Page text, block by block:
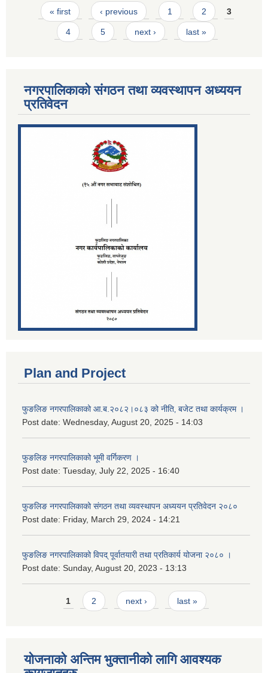
Pages
« first ‹ previous 1 2 3
4 5 next › last »
नगरपालिकाको संगठन तथा व्यवस्थापन अध्ययन
प्रतिवेदन
Plan and Project
फुङलिङ नगरपालिकाको आ.ब.२०८२।०८३ को नीति‚ बजेट तथा कार्यक्रम ।
Post date: Wednesday, August 20, 2025 - 14:03
फुङलिङ नगरपालिकाको भूमी वर्गिकरण ।
Post date: Tuesday, July 22, 2025 - 16:40
फुङलिङ नगरपालिकाको संगठन तथा व्यवस्थापन अध्ययन प्रतिवेदन २०८०
Post date: Friday, March 29, 2024 - 14:21
फुङलिङ नगरपालिकाको विपद् पूर्वातयारी तथा प्रतिकार्य योजना २०८० ।
Post date: Sunday, August 20, 2023 - 13:13
Pages1 2 next › last »
योजनाको अन्तिम भुक्तानीको लागि आवश्यक